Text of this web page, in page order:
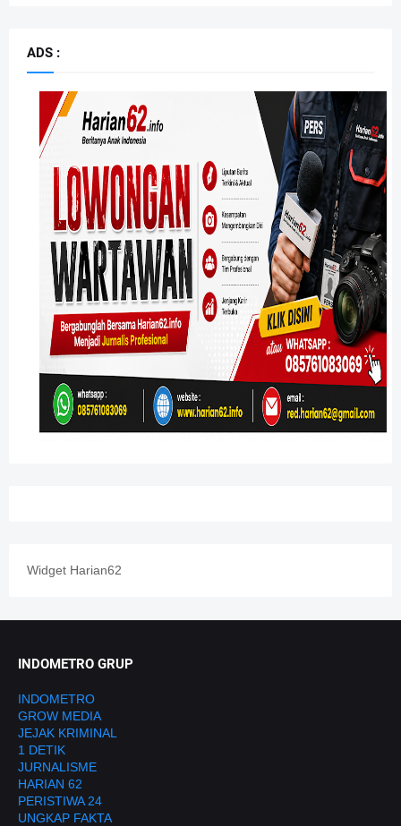
ADS :
Widget Harian62
INDOMETRO GRUP
INDOMETRO
GROW MEDIA
JEJAK KRIMINAL
1 DETIK
JURNALISME
HARIAN 62
PERISTIWA 24
UNGKAP FAKTA